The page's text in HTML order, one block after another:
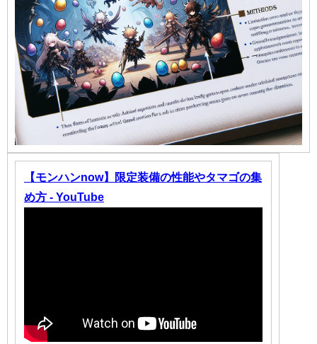
【モンハンnow】限定装備の性能やタマゴの集
め方 - YouTube